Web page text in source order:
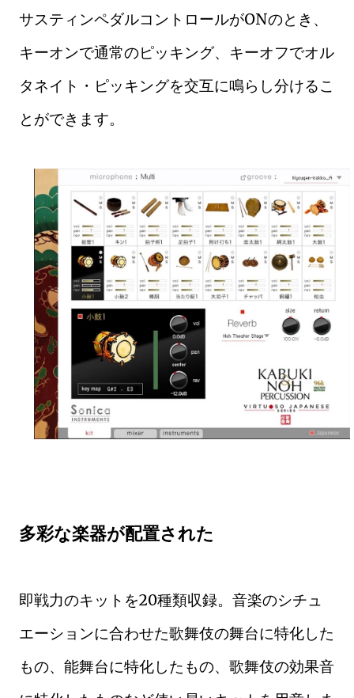
サスティンペダルコントロールがONのとき、
キーオンで通常のピッキング、キーオフでオル
タネイト・ピッキングを交互に鳴らし分けるこ
とができます。
多彩な楽器が配置された
即戦力のキットを20種類収録。音楽のシチュ
エーションに合わせた歌舞伎の舞台に特化した
もの、能舞台に特化したもの、歌舞伎の効果音